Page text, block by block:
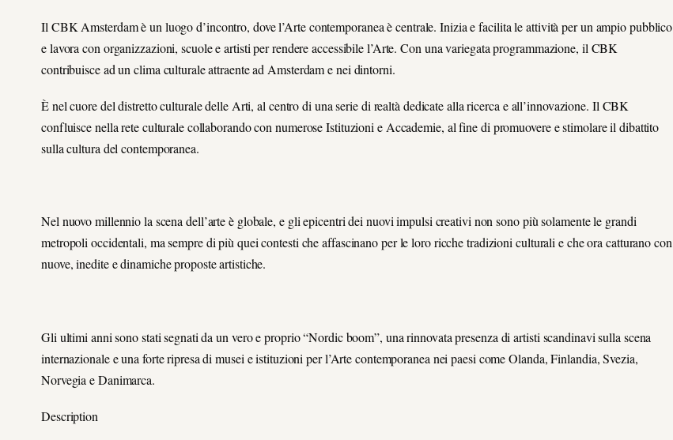
Il CBK Amsterdam è un luogo d’incontro, dove l’Arte contemporanea è centrale. Inizia e facilita le attività per un ampio pubblico
e lavora con organizzazioni, scuole e artisti per rendere accessibile l’Arte. Con una variegata programmazione, il CBK
contribuisce ad un clima culturale attraente ad Amsterdam e nei dintorni.
È nel cuore del distretto culturale delle Arti, al centro di una serie di realtà dedicate alla ricerca e all’innovazione. Il CBK
confluisce nella rete culturale collaborando con numerose Istituzioni e Accademie, al fine di promuovere e stimolare il dibattito
sulla cultura del contemporanea.
Nel nuovo millennio la scena dell’arte è globale, e gli epicentri dei nuovi impulsi creativi non sono più solamente le grandi
metropoli occidentali, ma sempre di più quei contesti che affascinano per le loro ricche tradizioni culturali e che ora catturano con
nuove, inedite e dinamiche proposte artistiche.
Gli ultimi anni sono stati segnati da un vero e proprio “Nordic boom”, una rinnovata presenza di artisti scandinavi sulla scena
internazionale e una forte ripresa di musei e istituzioni per l’Arte contemporanea nei paesi come Olanda, Finlandia, Svezia,
Norvegia e Danimarca.
Description